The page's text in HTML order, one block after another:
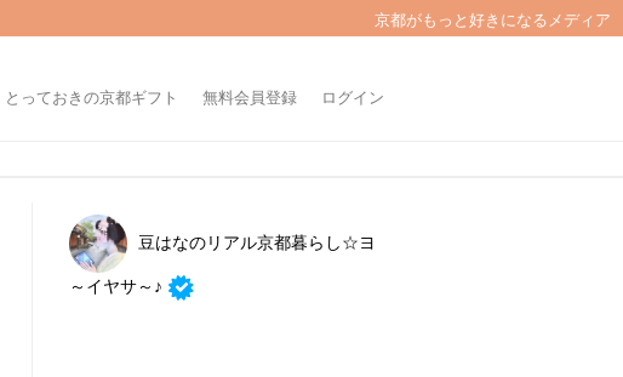
京都がもっと好きになるメディア
とっておきの京都ギフト 無料会員登録 ログイン
豆はなのリアル京都暮らし☆ヨ
～イヤサ～♪